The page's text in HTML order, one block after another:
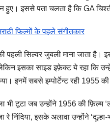
हुए। इससे पता चलता है कि GA
फिल्मों के पहले संगीतकार
पहली सिल्वर जुबली माना जाता
लेकिन इसका साइड इफ़ेक्ट ये रहा कि
इनमें सबसे इम्पोर्टेन्ट रही 1955 की
भी टूटा जब उन्होंने 1956कीफ़िल्म
रे निंदिया,इसके अलावाउन्होंने